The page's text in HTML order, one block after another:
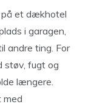
et dækhotel
i garagen,
andre ting. For
støv, fugt og
længere.
med